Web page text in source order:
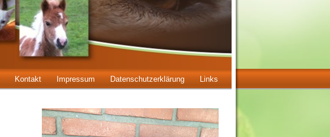
Kontakt Impressum Datenschutzerklärung Links